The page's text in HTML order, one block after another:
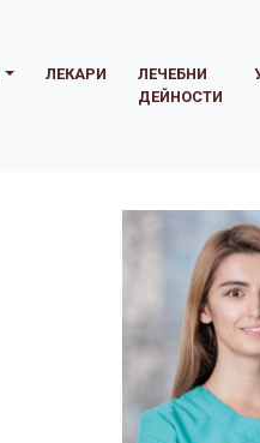
ЛЕКАРИ
ЛЕЧЕБНИ
ДЕЙНОСТИ